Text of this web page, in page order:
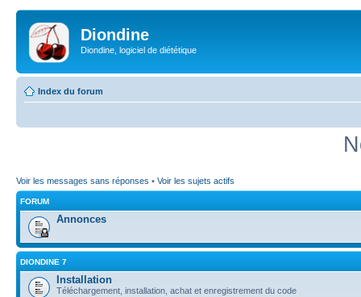
Diondine
Diondine, logiciel de diététique
Index du forum
Voir les messages sans réponses • Voir les sujets actifs
FORUM
Annonces
DIONDINE 7
Installation
Téléchargement, installation, achat et enregistrement du code